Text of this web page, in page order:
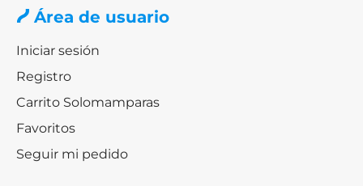
Área de usuario
Iniciar sesión
Registro
Carrito Solomamparas
Favoritos
Seguir mi pedido